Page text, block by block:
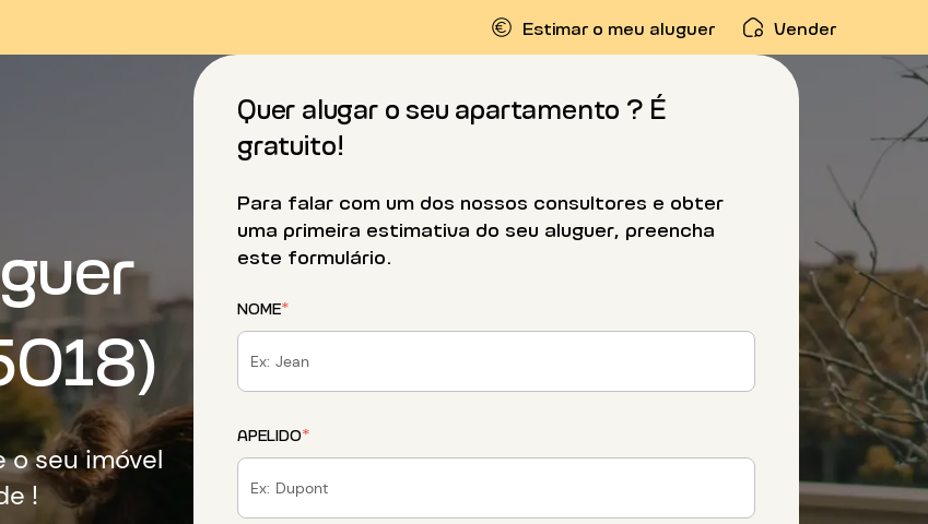
Estimar o meu aluguer Vender
o seu imóvel
!
Quer alugar o seu apartamento ? É
gratuito!
Para falar com um dos nossos consultores e obter
uma primeira estimativa do seu aluguer, preencha
este formulário.
NOME*
APELIDO*